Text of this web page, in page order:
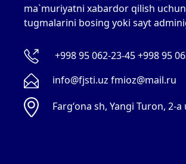
ma`muriyatni xabardor qilish
tugmalarini bosing yoki sayt
+998 95 062-23-45 +998 95
info@fjsti.uz fmioz@mail.ru
Fargʻona sh, Yangi Turon, 2-a